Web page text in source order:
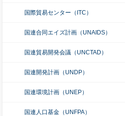
国際貿易センター（ITC）
国連合同エイズ計画（UNAIDS）
国連貿易開発会議（UNCTAD）
国連開発計画（UNDP）
国連環境計画（UNEP）
国連人口基金（UNFPA）